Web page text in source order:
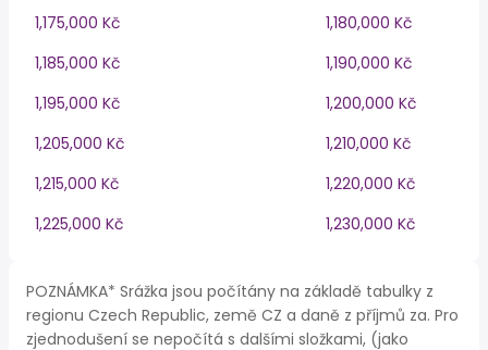
1,175,000 Kč
1,180,000 Kč
1,185,000 Kč
1,190,000 Kč
1,195,000 Kč
1,200,000 Kč
1,205,000 Kč
1,210,000 Kč
1,215,000 Kč
1,220,000 Kč
1,225,000 Kč
1,230,000 Kč
POZNÁMKA* Srážka jsou počítány na základě tabulky z
regionu Czech Republic, země CZ a daně z příjmů za. Pro
zjednodušení se nepočítá s dalšími složkami, (jako